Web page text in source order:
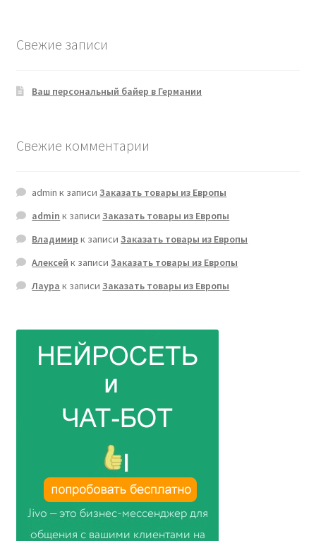
Свежие записи
Ваш персональный байер в Германии
Свежие комментарии
admin к записиЗаказать товары из Европы
admin к записиЗаказать товары из Европы
Владимир к записиЗаказать товары из Европы
Алексей к записиЗаказать товары из Европы
Лаура к записиЗаказать товары из Европы